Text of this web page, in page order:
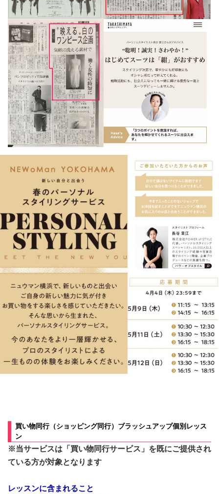
買い物同行（ショッピング同行）ブラッシュアップ個別レッス
ン
※当サービスは「買い物同行サービス」を既にご提供され
ている方が対象となります
レッスンに含まれること